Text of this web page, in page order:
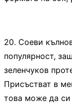
20. Соеви
популярност,
зеленчуков
Присъстват в
това може да си